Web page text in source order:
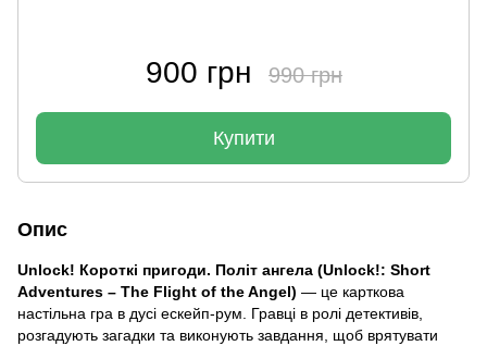
900 грн 990 грн
Купити
Опис
Unlock! Короткі пригоди. Політ ангела (Unlock!: Short
Adventures – The Flight of the Angel) — це карткова
настільна гра в дусі ескейп-рум. Гравці в ролі детективів,
розгадують загадки та виконують завдання, щоб врятувати